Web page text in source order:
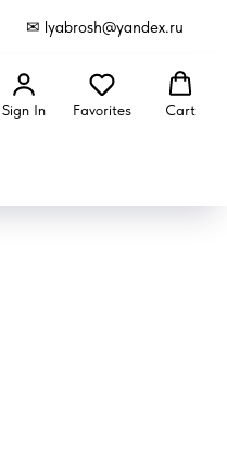
✉ lyabrosh@yandex.ru
Sign In Favorites Cart